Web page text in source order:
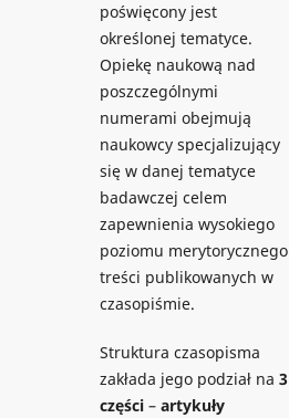
poświęcony jest
określonej tematyce.
Opiekę naukową nad
poszczególnymi
numerami obejmują
naukowcy specjalizujący
się w danej tematyce
badawczej celem
zapewnienia wysokiego
poziomu merytorycznego
treści publikowanych w
czasopiśmie.
Struktura czasopisma
zakłada jego podział na 3
części – artykuły